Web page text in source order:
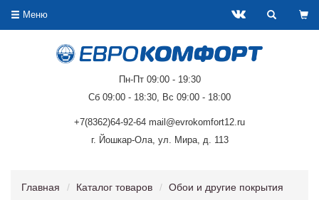
Меню
Пн-Пт 09:00 - 19:30
Сб 09:00 - 18:30, Вс 09:00 - 18:00
+7(8362)64-92-64 mail@evrokomfort12.ru
г. Йошкар-Ола, ул. Мира, д. 113
Главная Каталог товаров
Обои и другие покрытия